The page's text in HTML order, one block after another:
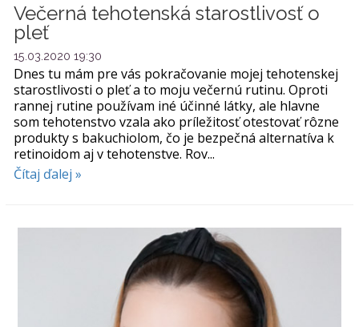
Večerná tehotenská starostlivosť o
pleť
15.03.2020 19:30
Dnes tu mám pre vás pokračovanie mojej tehotenskej
starostlivosti o pleť a to moju večernú rutinu. Oproti
rannej rutine používam iné účinné látky, ale hlavne
som tehotenstvo vzala ako príležitosť otestovať rôzne
produkty s bakuchiolom, čo je bezpečná alternatíva k
retinoidom aj v tehotenstve. Rov...
Čítaj ďalej »